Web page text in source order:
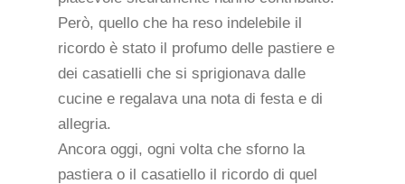
Però, quello che ha reso indelebile il
ricordo è stato il profumo delle pastiere e
dei casatielli che si sprigionava dalle
cucine e regalava una nota di festa e di
allegria.
Ancora oggi, ogni volta che sforno la
pastiera o il casatiello il ricordo di quel